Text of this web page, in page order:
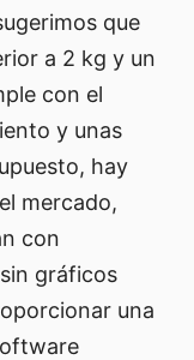
que
a 2 kg y un
con el
y unas
hay
mercado,
con
gráficos
una